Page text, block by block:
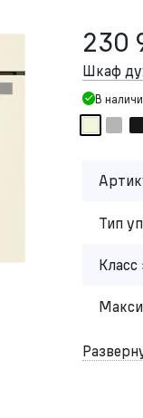
230
Шкаф
В
Тип